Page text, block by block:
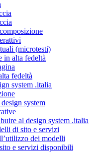
(microtesti)
in alta fedeltà
fedeltà
system .italia
system
al design system .italia
di sito e servizi
dei modelli
e servizi disponibili